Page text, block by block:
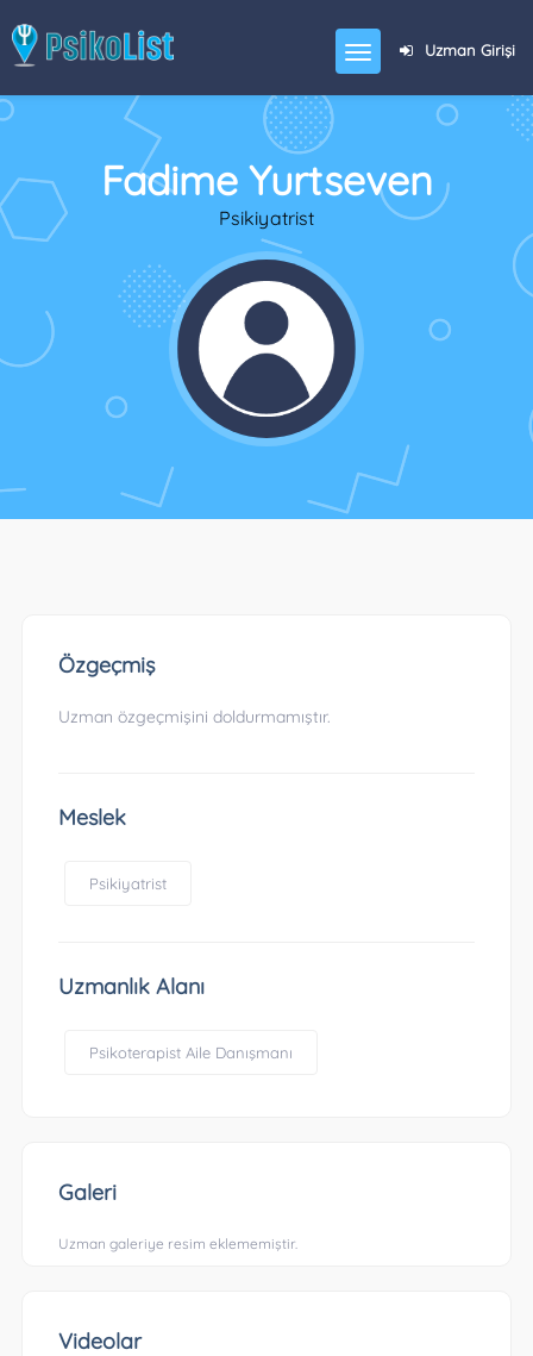
Uzman Girişi
Fadime Yurtseven
Psikiyatrist
Özgeçmiş
Uzman özgeçmişini doldurmamıştır.
Meslek
Psikiyatrist
Uzmanlık Alanı
Psikoterapist Aile Danışmanı
Galeri
Uzman galeriye resim eklememiştir.
Videolar